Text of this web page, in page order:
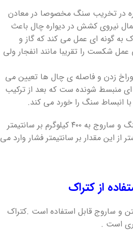
در تخریب سنگ مخصوصا در معادن
نیروی کشش در دیواره چال باعث
گونه ای عمل می کند که گاز و
عمل شکست را تقریبا مانند انفجار ولی
زدن و فاصله ی چال ها تعیین می
منبسط شونده ست که بعد از ترکیب
انبساط سنگ را خورد می کند.
برای شکستن قویترین نوع سنگ و ساروج به ۴۰۰ کیلوگرم بر سانتیمتر
این مقدار بر سانتیمتر فشار وارد می
از کتراک
و ساروج قابل استفاده است .کتراک
است .